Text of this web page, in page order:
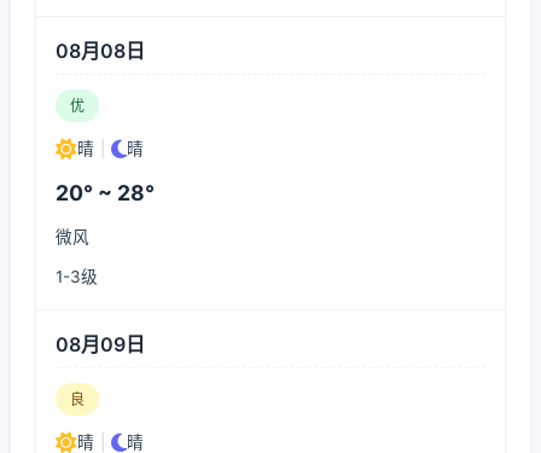
08月08日
优
晴 晴
20° ~ 28°
微风
1-3级
08月09日
良
晴 晴